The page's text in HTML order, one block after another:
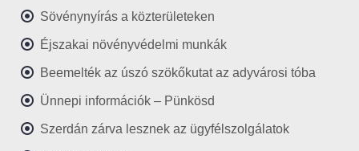
Sövénynyírás a közterületeken
Éjszakai növényvédelmi munkák
Beemelték az úszó szökőkutat az adyvárosi tóba
Ünnepi információk – Pünkösd
Szerdán zárva lesznek az ügyfélszolgálatok